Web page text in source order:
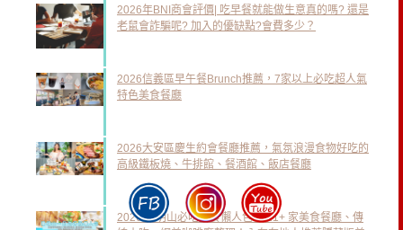
2026年BNI商會評價| 吃早餐就能做生意真的嗎? 還是
老鼠會詐騙呢? 加入的優缺點?會費多少？
2026信義區早午餐Brunch推薦，7家以上必吃超人氣
特色美食餐廳
2026大安區慶生約會餐廳推薦，氣氛浪漫食物好吃的
高級鐵板燒、牛排館、餐酒館、飯店餐廳
2026 陽明山必吃美食懶人包｜ 11+ 家美食餐廳、傳